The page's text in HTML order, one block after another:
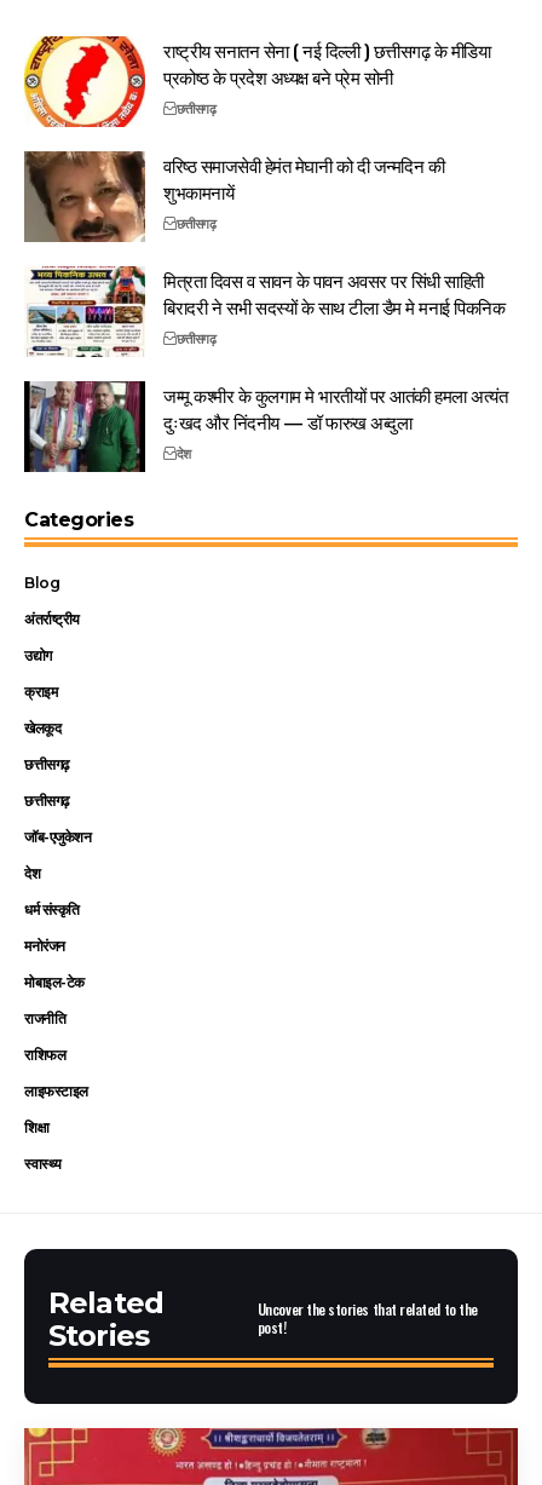
राष्ट्रीय सनातन सेना ( नई दिल्ली ) छत्तीसगढ़ के मीडिया
प्रकोष्ठ के प्रदेश अध्यक्ष बने प्रेम सोनी
छत्तीसगढ़
वरिष्ठ समाजसेवी हेमंत मेघानी को दी जन्मदिन की
शुभकामनायें
छत्तीसगढ़
मित्रता दिवस व सावन के पावन अवसर पर सिंधी साहिती
बिरादरी ने सभी सदस्यों के साथ टीला डैम मे मनाई पिकनिक
छत्तीसगढ़
जम्मू कश्मीर के कुलगाम मे भारतीयों पर आतंकी हमला अत्यंत
दुःखद और निंदनीय — डॉ फारुख अब्दुला
देश
Categories
Blog
अंतर्राष्ट्रीय
उद्योग
क्राइम
खेलकूद
छत्तीसगढ़
छत्तीसगढ़
जॉब-एजुकेशन
देश
धर्म संस्कृति
मनोरंजन
मोबाइल-टेक
राजनीति
राशिफल
लाइफस्टाइल
शिक्षा
स्वास्थ्य
Related
Stories
Uncover the stories that related to the
post!